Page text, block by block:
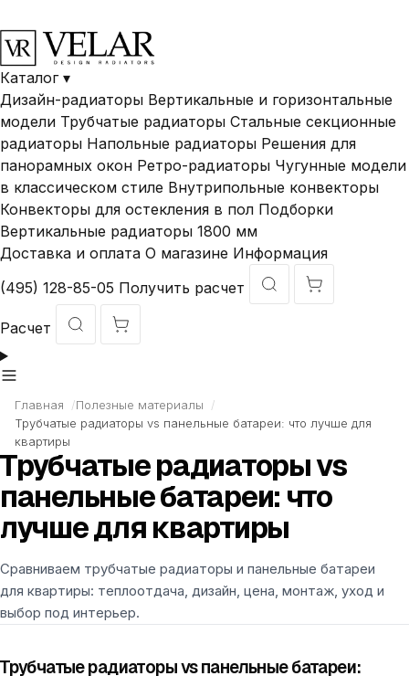
Каталог ▾
Дизайн-радиаторы Вертикальные и горизонтальные
модели Трубчатые радиаторы Стальные секционные
радиаторы Напольные радиаторы Решения для
панорамных окон Ретро-радиаторы Чугунные модели
в классическом стиле Внутрипольные конвекторы
Конвекторы для остекления в пол Подборки
Вертикальные радиаторы 1800 мм
Доставка и оплата О магазине Информация
(495) 128-85-05 Получить расчет
Расчет
Главная /Полезные материалы
/
Трубчатые радиаторы vs панельные батареи: что лучше для
квартиры
Трубчатые радиаторы vs
панельные батареи: что
лучше для квартиры
Сравниваем трубчатые радиаторы и панельные батареи
для квартиры: теплоотдача, дизайн, цена, монтаж, уход и
выбор под интерьер.
Трубчатые радиаторы vs панельные батареи: